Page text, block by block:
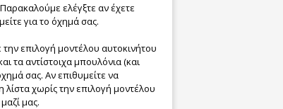
ελέγξτε αν έχετε
για το όχημά σας.
επιλογή μοντέλου αυτοκινήτου
τα αντίστοιχα μπουλόνια (και
σας. Αν επιθυμείτε να
χωρίς την επιλογή μοντέλου
μας.